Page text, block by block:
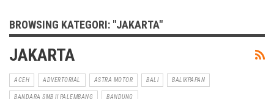
BROWSING KATEGORI: "JAKARTA"
JAKARTA
ACEH ADVERTORIAL ASTRA MOTOR BALI BALIKPAPAN
BANDARA SMB II PALEMBANG BANDUNG